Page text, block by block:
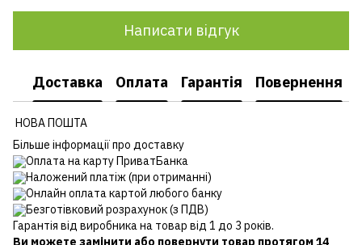
Написати відгук
Доставка Оплата Гарантія Повернення
НОВА ПОШТА
Більше інформації про доставку
Оплата на карту ПриватБанка
Наложений платіж (при отриманні)
Онлайн оплата картой любого банку
Безготівковий розрахунок (з ПДВ)
Гарантія від виробника на товар від 1 до 3 років.
Ви можете замінити або повернути товар протягом 14